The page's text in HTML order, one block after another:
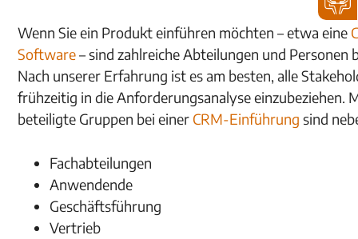
Wenn Sie ein Produkt einführen möchten – etwa eine
Software– sind zahlreiche Abteilungen und Personen
Nach unserer Erfahrung ist es am besten, alle
frühzeitig in die Anforderungsanalyse einzubeziehen.
beteiligte Gruppen bei einer CRM-Einführung sind
Fachabteilungen
Anwendende
Geschäftsführung
Vertrieb